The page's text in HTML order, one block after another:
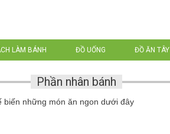
LÀM BÁNH ĐỒ UỐNG ĐỒ ĂN TÂY
Phần nhân bánh
biến những món ăn ngon dưới đây